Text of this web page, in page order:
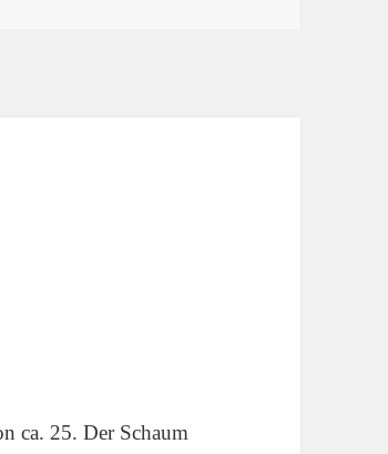
ca. 25. Der Schaum